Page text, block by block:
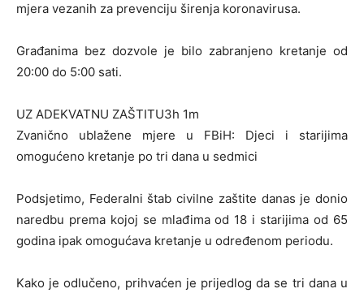
mjera vezanih za prevenciju širenja koronavirusa.
Građanima bez dozvole je bilo zabranjeno kretanje od
20:00 do 5:00 sati.
UZ ADEKVATNU ZAŠTITU3h 1m
Zvanično ublažene mjere u FBiH: Djeci i starijima
omogućeno kretanje po tri dana u sedmici
Podsjetimo, Federalni štab civilne zaštite danas je donio
naredbu prema kojoj se mlađima od 18 i starijima od 65
godina ipak omogućava kretanje u određenom periodu.
Kako je odlučeno, prihvaćen je prijedlog da se tri dana u